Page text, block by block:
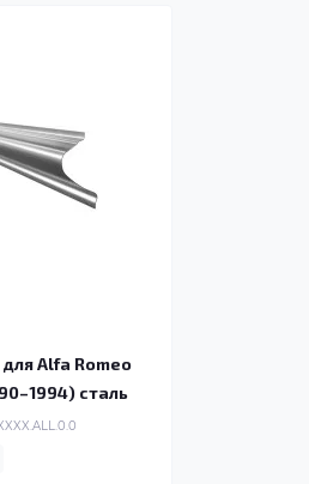
Alfa Romeo
сталь